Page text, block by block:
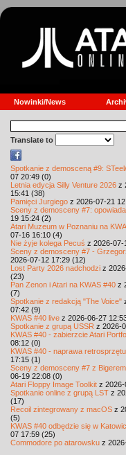
Nowinki/News
Translate to
Spotkanie z demosceną #9:
07 20:49 (0)
Letnia edycja Silly Venture 2026 z
15:41 (38)
Pamięci Jurgiego z 2026-07-21
Sceny z demosceny #7:
19 15:24 (2)
Atari Muzeum w Poznaniu na
07-16 16:10 (4)
Nie żyje kolega Pecuś z 2026-07-
Sceny z demosceny #7 -
2026-07-12 17:29 (12)
Lost Party 2026 nadchodzi z
(23)
Pan Zenon i Atari na KWAS #40 z
(7)
Spotkanie z redakcją "The Voice"
07:42 (9)
KWAS #40 live z 2026-06-27
Spotkanie z grupą USSR z 2026-
KWAS #40 - zabierzcie Atari
08:12 (0)
KWAS #40 - naprawa retrosprzętu
17:15 (1)
Sceny z demosceny #7 z
06-19 22:08 (0)
Atari Floppy Image Toolkit z 2026-
Spotkanie online z grupą LST z
(17)
Recoil zintegrowany z macOS z
(5)
KWAS #40 odbędzie się w
07 17:59 (25)
Commodore po atarowsku z